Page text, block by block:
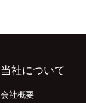
当社について
会社概要